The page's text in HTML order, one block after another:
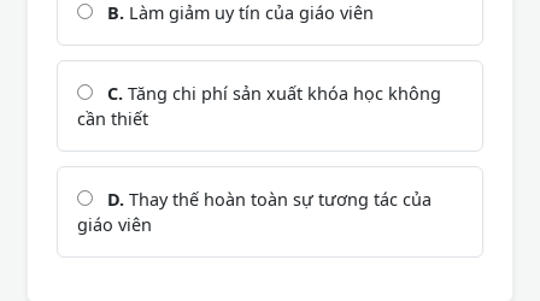
B. Làm giảm uy tín của giáo viên
C. Tăng chi phí sản xuất khóa học không
cần thiết
D. Thay thế hoàn toàn sự tương tác của
giáo viên